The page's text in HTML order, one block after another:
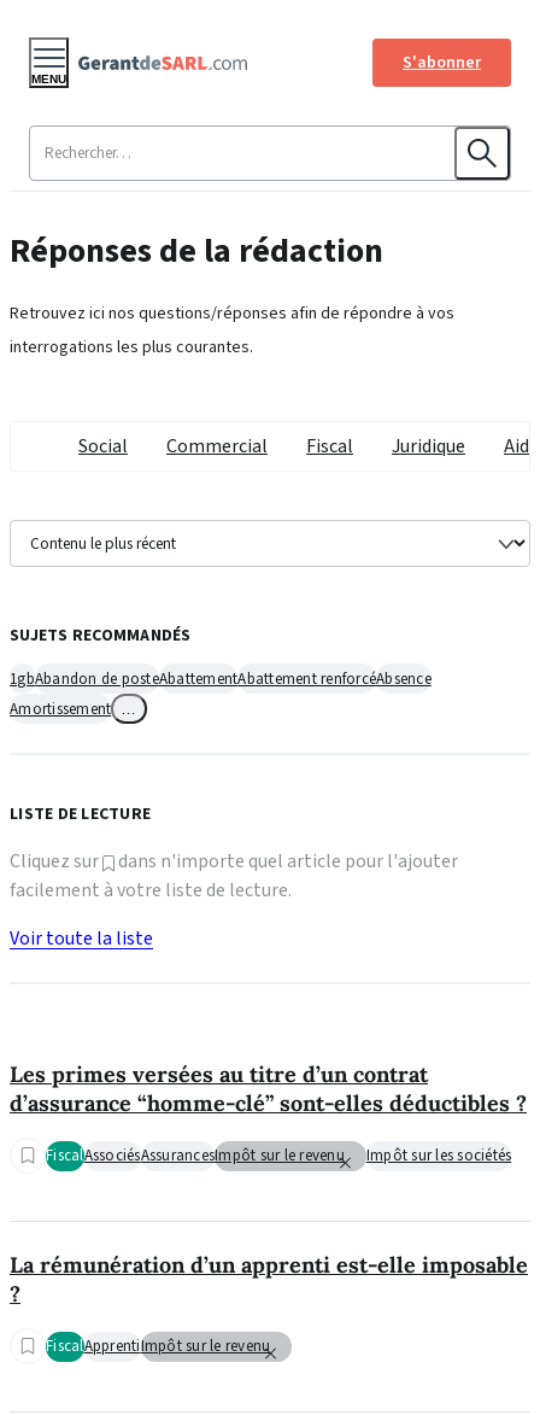
S'abonner
MENU
Réponses de la rédaction
Retrouvez ici nos questions/réponses afin de répondre à vos
interrogations les plus courantes.
Social Commercial Fiscal Juridique
Les primes versées au titre d’un contrat
d’assurance “homme-clé” sont-elles déductibles ?
FiscalAssociésAssurancesImpôt sur le revenu Impôt sur les sociétés
La rémunération d’un apprenti est-elle imposable
?
FiscalApprentiImpôt sur le revenu
SUJETS RECOMMANDÉS
1gbAbandon de posteAbattementAbattement renforcéAbsence
Amortissement
LISTE DE LECTURE
Cliquez sur
dans n'importe quel article pour l'ajouter
facilement à votre liste de lecture.
Voir toute la liste